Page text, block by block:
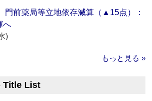
門前薬局等立地依存減算（▲15点）：
へ
)
もっと見る »
Title List